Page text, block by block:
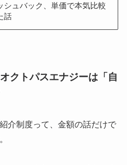
シュバック、単価で本気比較
話
クトパスエナジーは「自
介制度って、金額の話だけで